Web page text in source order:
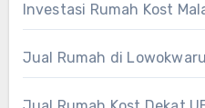
Investasi Rumah Kost
Jual Rumah di